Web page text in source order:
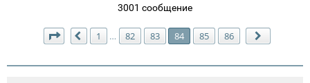
3001 сообщение
Страница 84 из86
Пред.
1 … 82 83 84 85 86